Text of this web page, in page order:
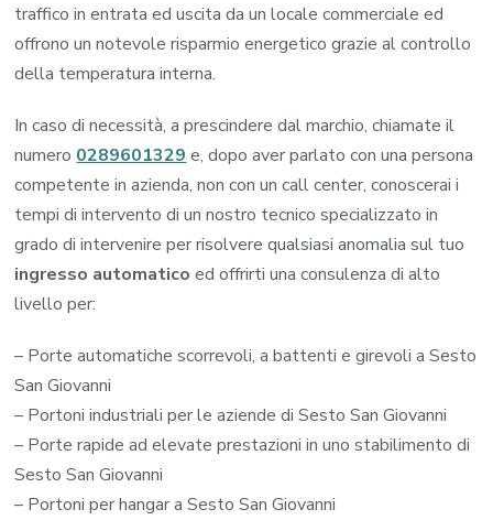
traffico in entrata ed uscita da un locale commerciale ed
offrono un notevole risparmio energetico grazie al controllo
della temperatura interna.
In caso di necessità, a prescindere dal marchio, chiamate il
numero 0289601329 e, dopo aver parlato con una persona
competente in azienda, non con un call center, conoscerai i
tempi di intervento di un nostro tecnico specializzato in
grado di intervenire per risolvere qualsiasi anomalia sul tuo
ingresso automatico ed offrirti una consulenza di alto
livello per:
– Porte automatiche scorrevoli, a battenti e girevoli a Sesto
San Giovanni
– Portoni industriali per le aziende di Sesto San Giovanni
– Porte rapide ad elevate prestazioni in uno stabilimento di
Sesto San Giovanni
– Portoni per hangar a Sesto San Giovanni